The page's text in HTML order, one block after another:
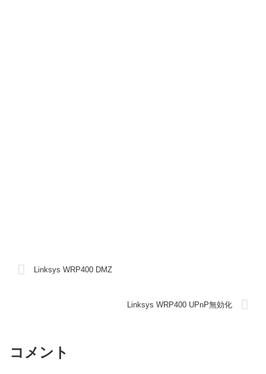
Linksys WRP400 DMZ
Linksys WRP400 UPnP無効化
コメント